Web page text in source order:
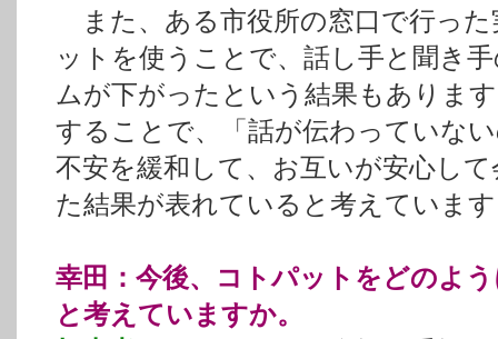
また、ある市役所の窓口で行った
ットを使うことで、話し手と聞き
ムが下がったという結果もありま
することで、「話が伝わっていな
不安を緩和して、お互いが安心し
た結果が表れていると考えていま
幸田：今後、コトパットをどのよ
と考えていますか。